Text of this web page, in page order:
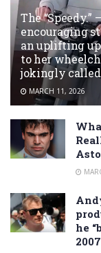
The
encouraging
an uplifting
to her
jokingly
MARCH 11, 2026
he